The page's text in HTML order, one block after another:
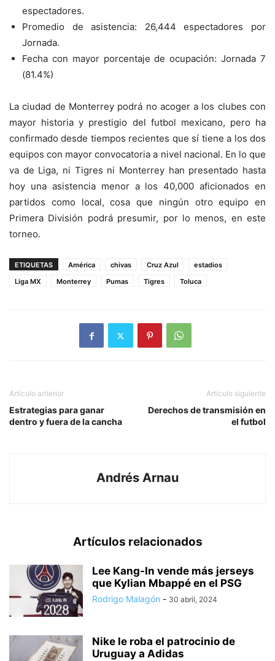
espectadores.
Promedio de asistencia: 26,444 espectadores por
Jornada.
Fecha con mayor porcentaje de ocupación: Jornada 7
(81.4%)
La ciudad de Monterrey podrá no acoger a los clubes con
mayor historia y prestigio del futbol mexicano, pero ha
confirmado desde tiempos recientes que sí tiene a los dos
equipos con mayor convocatoria a nivel nacional. En lo que
va de Liga, ni Tigres ni Monterrey han presentado hasta
hoy una asistencia menor a los 40,000 aficionados en
partidos como local, cosa que ningún otro equipo en
Primera División podrá presumir, por lo menos, en este
torneo.
ETIQUETAS América chivas Cruz Azul
estadios
Liga MX
Monterrey Pumas Tigres Toluca
Artículo anterior
Estrategias para ganar
dentro y fuera de la cancha
Artículo siguiente
Derechos de transmisión en
el futbol
Andrés Arnau
Artículos relacionados
Lee Kang-In vende más jerseys
que Kylian Mbappé en el PSG
Rodrigo Malagón - 30 abril, 2024
Nike le roba el patrocinio de
Uruguay a Adidas